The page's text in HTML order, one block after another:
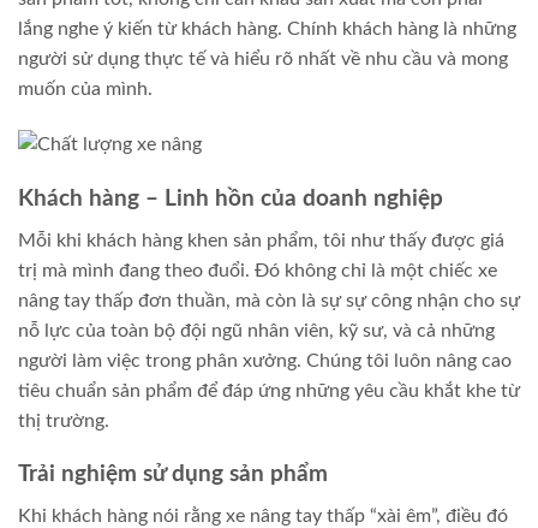
lắng nghe ý kiến từ khách hàng. Chính khách hàng là những
người sử dụng thực tế và hiểu rõ nhất về nhu cầu và mong
muốn của mình.
Khách hàng – Linh hồn của doanh nghiệp
Mỗi khi khách hàng khen sản phẩm, tôi như thấy được giá
trị mà mình đang theo đuổi. Đó không chỉ là một chiếc xe
nâng tay thấp đơn thuần, mà còn là sự sự công nhận cho sự
nỗ lực của toàn bộ đội ngũ nhân viên, kỹ sư, và cả những
người làm việc trong phân xưởng. Chúng tôi luôn nâng cao
tiêu chuẩn sản phẩm để đáp ứng những yêu cầu khắt khe từ
thị trường.
Trải nghiệm sử dụng sản phẩm
Khi khách hàng nói rằng xe nâng tay thấp “xài êm”, điều đó